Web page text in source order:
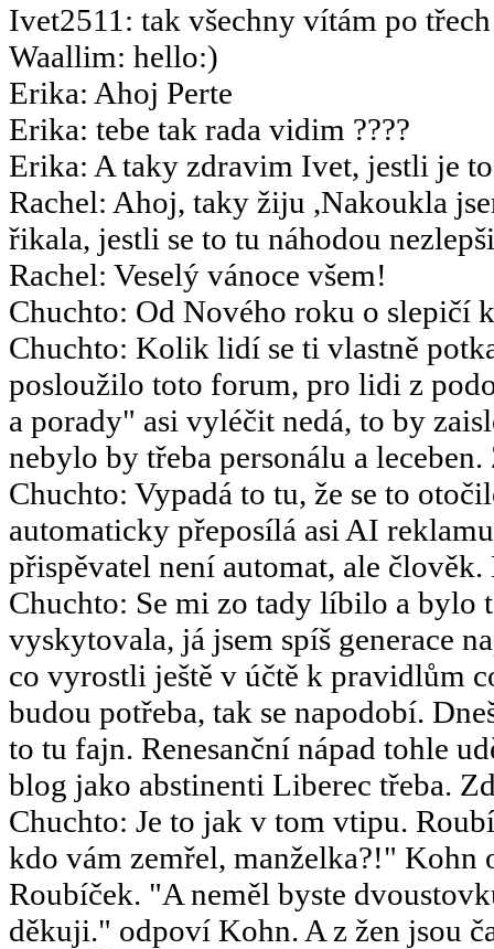
Ivet2511 : tak všechny vítám po
Waallim: hello:)
Erika: Ahoj Perte
Erika: tebe tak rada vidim ????
Erika: A taky zdravim Ivet, jestli je
Rachel: Ahoj, taky žiju ,Nakoukla
řikala, jestli se to tu náhodou
Rachel: Veselý vánoce všem!
Chuchto: Od Nového roku o slepičí
Chuchto: Kolik lidí se ti vlastně
posloužilo toto forum, pro lidi z
a porady" asi vyléčit nedá, to by
nebylo by třeba personálu a
Chuchto: Vypadá to tu, že se to
automaticky přeposílá asi AI
přispěvatel není automat, ale
Chuchto: Se mi zo tady líbilo a bylo
vyskytovala, já jsem spíš generace
co vyrostli ještě v účtě k pravidlům
budou potřeba, tak se napodobí.
to tu fajn. Renesanční nápad tohle
blog jako abstinenti Liberec třeba.
Chuchto: Je to jak v tom vtipu.
kdo vám zemřel, manželka?!"
Roubíček. "A neměl byste
děkuji." odpoví Kohn. A z žen jsou